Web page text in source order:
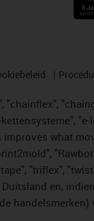
"chainflex",
what
"triflex",
en,